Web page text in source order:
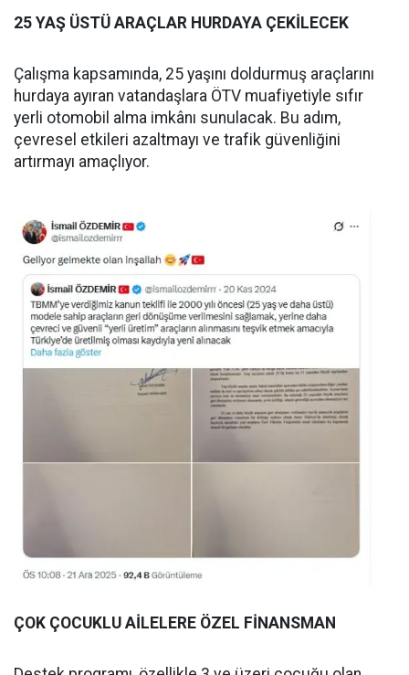
25 YAŞ ÜSTÜ ARAÇLAR HURDAYA ÇEKİLECEK
Çalışma kapsamında, 25 yaşını doldurmuş araçlarını
hurdaya ayıran vatandaşlara ÖTV muafiyetiyle sıfır
yerli otomobil alma imkânı sunulacak. Bu adım,
çevresel etkileri azaltmayı ve trafik güvenliğini
artırmayı amaçlıyor.
ÇOK ÇOCUKLU AİLELERE ÖZEL FİNANSMAN